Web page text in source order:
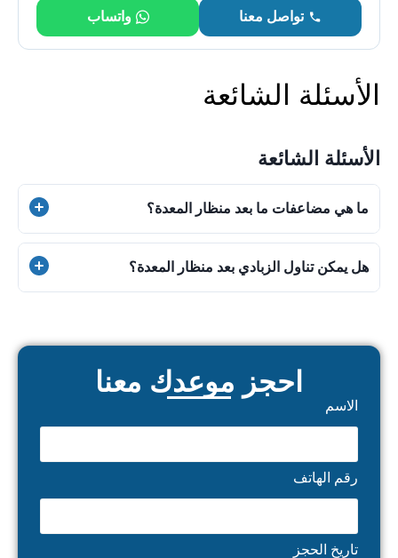
احجز موعدك معنا
الاسم
رقم الهاتف
تاريخ الحجز
واتساب تواصل معنا
الأسئلة الشائعة
الأسئلة الشائعة
ما هي مضاعفات ما بعد منظار المعدة؟
المضاعفات نادرة جداً، وتشمل الأعراض الجانبية البسيطة
الشائعة هي: احتقان خفيف في الحلق، انتفاخ، وغازات تزول
ألم حاد غير محتمل في البطن.
هل يمكن تناول الزبادي بعد منظار المعدة؟
يُنصح بالبدء بها بعد التأكد من عودة القدرة على البلع.